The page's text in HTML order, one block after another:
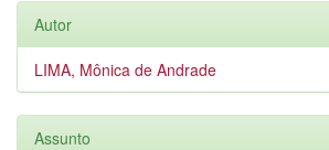
Autor
LIMA, Mônica de Andrade
Assunto